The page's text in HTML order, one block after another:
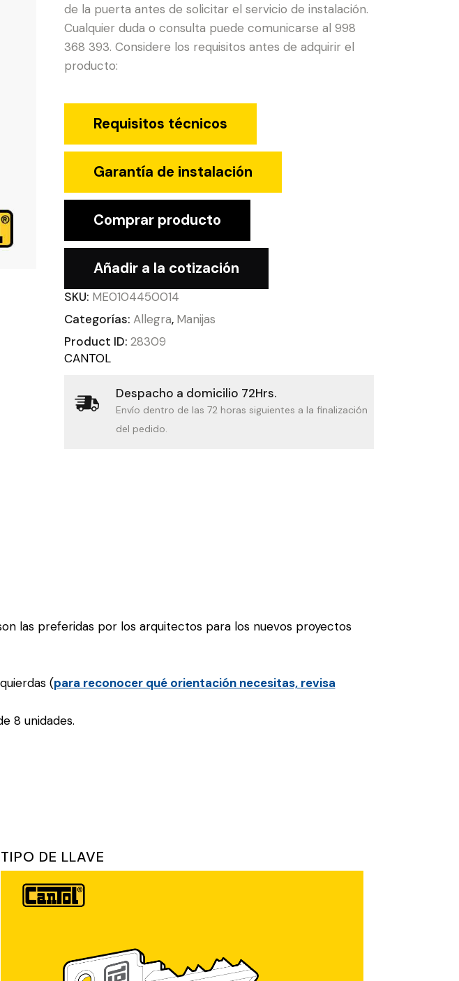
de la puerta antes de solicitar el servicio de instalación.
Cualquier duda o consulta puede comunicarse al 998
368 393. Considere los requisitos antes de adquirir el
producto:
Requisitos técnicos
Garantía de instalación
Comprar producto
Añadir a la cotización
SKU: ME0104450014
Categorías: Allegra, Manijas
Product ID: 28309
CANTOL
Despacho a domicilio 72Hrs.
Envío dentro de las 72 horas siguientes a la finalización
del pedido.
las preferidas por los arquitectos para los nuevos proyectos
(para reconocer qué orientación necesitas, revisa
8 unidades.
TIPO DE LLAVE